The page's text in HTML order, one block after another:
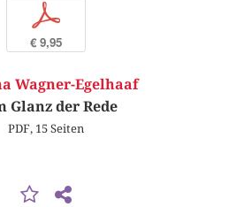
p
€ 9,95
Wagner-Egelhaaf
Glanz der Rede
PDF, 15 Seiten